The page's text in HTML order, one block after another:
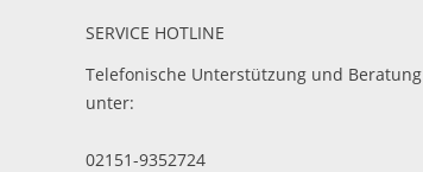
SERVICE HOTLINE
Telefonische Unterstützung und Beratung
unter:
02151-9352724